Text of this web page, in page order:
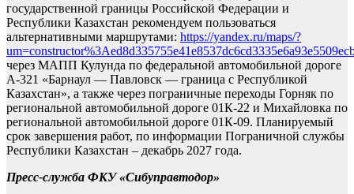
государственной границы Российской Федерации и
Республики Казахстан рекомендуем пользоваться
альтернативными маршрутами: https://yandex.ru/maps/?
через МАПП Кулунда по федеральной автомобильной дороге
А-321 «Барнаул — Павловск — граница с Республикой
Казахстан», а также через пограничные переходы Горняк по
региональной автомобильной дороге 01К-22 и Михайловка по
региональной автомобильной дороге 01К-09. Планируемый
срок завершения работ, по информации Пограничной службы
Республики Казахстан – декабрь 2027 года.
Пресс-служба ФКУ «Сибуправтодор»